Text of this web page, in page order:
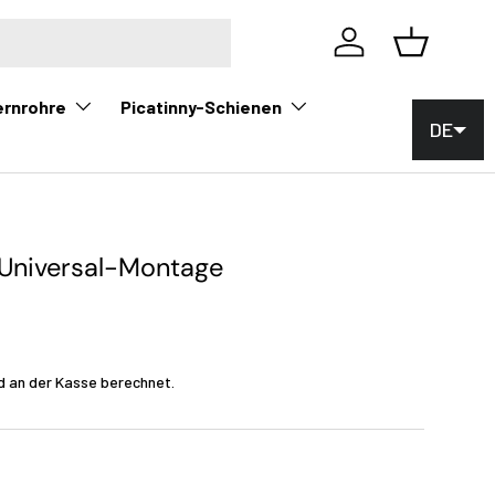
Einloggen
Korb
Picatinny-Schienen
Montage
an der Kasse berechnet.
DE